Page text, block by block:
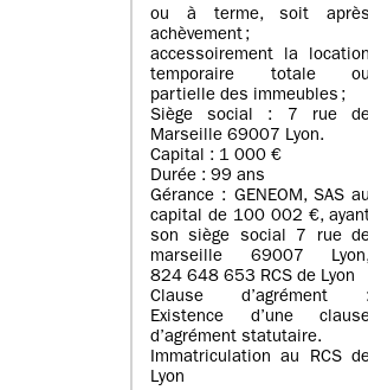
ou à terme, soit après
achèvement ;
accessoirement la location
temporaire totale ou
partielle des immeubles ;
Siège social : 7 rue
Marseille 69007 Lyon.
Capital : 1 000 €
Durée : 99 ans
Gérance : GENEOM, SAS au
capital de 100 002 €,
son siège social 7 rue
marseille 69007
824 648 653 RCS de Lyon
Clause d’agrément :
Existence d’une
d’agrément statutaire.
Immatriculation au RCS
Lyon